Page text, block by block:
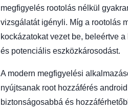
megfigyelés rootolás nélkül
vizsgálatát igényli. Míg a rootolás
kockázatokat vezet be, beleértve
és potenciális eszközkárosodást.
A modern megfigyelési
nyújtsanak root hozzáférés
biztonságosabbá és